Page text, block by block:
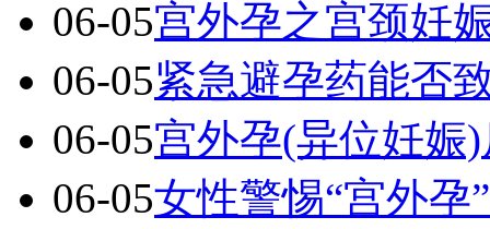
06-05宫外孕之宫颈妊
06-05紧急避孕药能否
06-05宫外孕(异位妊娠
06-05女性警惕“宫外孕